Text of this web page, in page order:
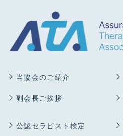
当協会のご紹介
副会長ご挨拶
公認セラピスト検定